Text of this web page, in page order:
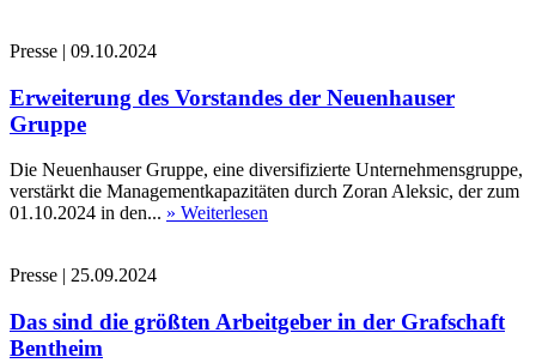
Presse | 09.10.2024
Erweiterung des Vorstandes der Neuenhauser
Gruppe
Die Neuenhauser Gruppe, eine diversifizierte Unternehmensgruppe,
verstärkt die Managementkapazitäten durch Zoran Aleksic, der zum
01.10.2024 in den... » Weiterlesen
Presse | 25.09.2024
Das sind die größten Arbeitgeber in der Grafschaft
Bentheim